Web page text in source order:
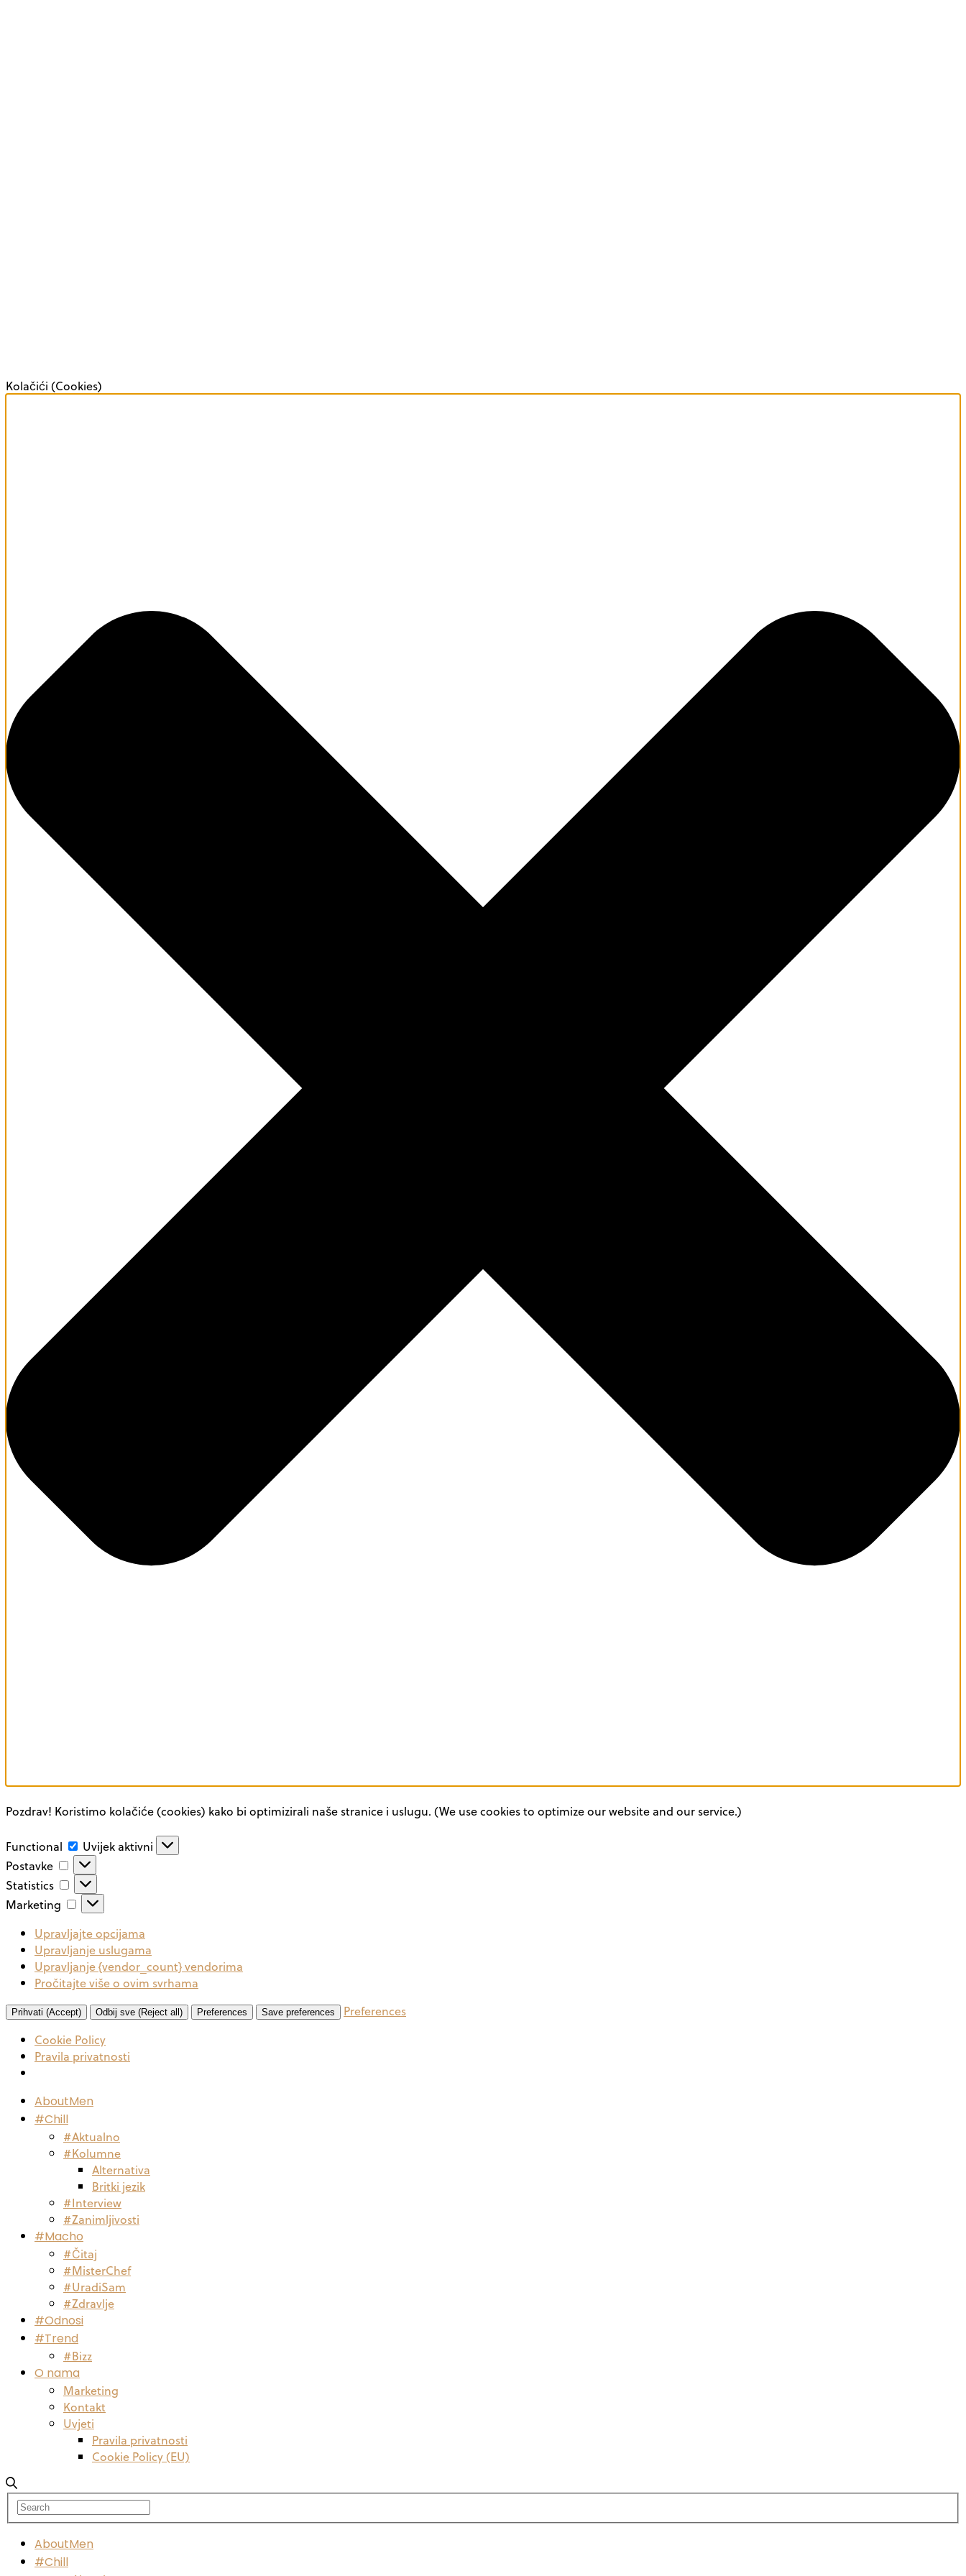
Kolačići (Cookies)
Pozdrav! Koristimo kolačiće (cookies) kako bi optimizirali naše stranice i uslugu. (We use cookies to optimize our website and our service.)
Functional Functional
Uvijek aktivni
Postavke
Postavke
Statistics Statistics
Marketing Marketing
Upravljajte opcijama
Upravljanje uslugama
Upravljanje {vendor_count} vendorima
Pročitajte više o ovim svrhama
Prihvati (Accept) Odbij sve (Reject all) Preferences Save preferences
Preferences
Cookie Policy
Pravila privatnosti
AboutMen
#Chill
#Aktualno
#Kolumne
Alternativa
Britki jezik
#Interview
#Zanimljivosti
#Macho
#Čitaj
#MisterChef
#UradiSam
#Zdravlje
#Odnosi
#Trend
#Bizz
O nama
Marketing
Kontakt
Uvjeti
Pravila privatnosti
Cookie Policy (EU)
AboutMen
#Chill